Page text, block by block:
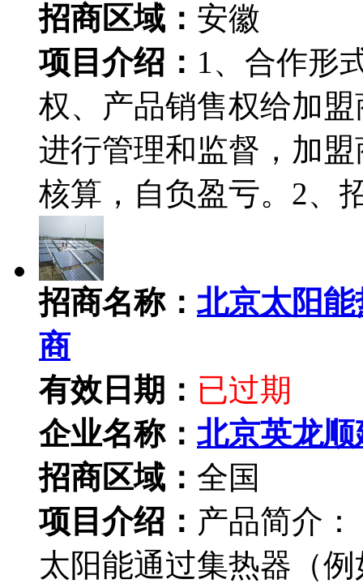
招商区域： 安徽
项目介绍： 1、合作形
权、产品销售权给加
进行管理和监督，加
核算，自负盈亏。2、
招商名称： 北京太阳
商
有效日期： 已过期
企业名称： 北京英龙
招商区域： 全国
项目介绍： 产品简介
太阳能通过集热器（